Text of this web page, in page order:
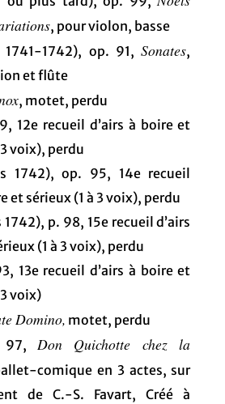
, pour violon, basse
1741-1742), op. 91,Sonates,
et flûte
, motet, perdu
12e recueil d’airs à boire et
voix), perdu
1742), op. 95, 14e recueil
et sérieux (1 à 3 voix), perdu
1742), p. 98, 15e recueil d’airs
(1 à 3 voix), perdu
13e recueil d’airs à boire et
voix)
Domino, motet, perdu
97, Don Quichotte chez la
comique en 3 actes, sur
de C.-S. Favart, Créé à